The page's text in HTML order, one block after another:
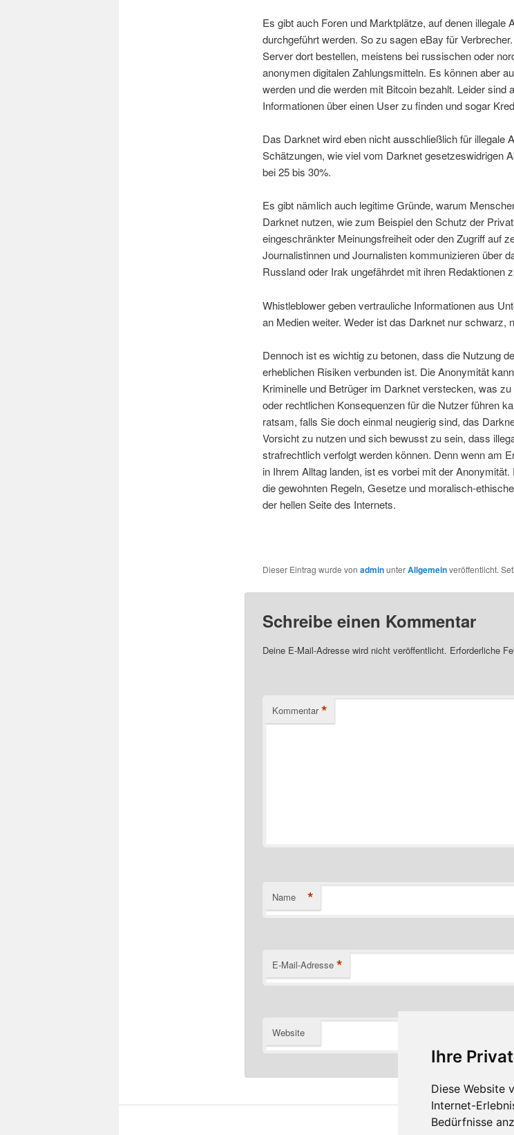
Ihre
Diese Website
Internet-
Bedürfnisse
Es gibt auch Foren und Marktplätze, auf denen illegale
durchgeführt werden. So zu sagen eBay für
Server dort bestellen, meistens bei russischen oder
anonymen digitalen Zahlungsmitteln. Es können aber
werden und die werden mit Bitcoin bezahlt. Leider sind
Informationen über einen User zu finden und sogar
Das Darknet wird eben nicht ausschließlich für illegale
Schätzungen, wie viel vom Darknet gesetzeswidrigen
bei 25 bis 30%.
Es gibt nämlich auch legitime Gründe, warum
Darknet nutzen, wie zum Beispiel den Schutz der
eingeschränkter Meinungsfreiheit oder den Zugriff auf
Journalistinnen und Journalisten kommunizieren über
Russland oder Irak ungefährdet mit ihren Redaktionen
Whistleblower geben vertrauliche Informationen aus
an Medien weiter. Weder ist das Darknet nur schwarz,
Dennoch ist es wichtig zu betonen, dass die Nutzung
erheblichen Risiken verbunden ist. Die Anonymität
Kriminelle und Betrüger im Darknet verstecken, was
oder rechtlichen Konsequenzen für die Nutzer führen
ratsam, falls Sie doch einmal neugierig sind, das
Vorsicht zu nutzen und sich bewusst zu sein, dass
strafrechtlich verfolgt werden können. Denn wenn am
in Ihrem Alltag landen, ist es vorbei mit der Anonymität.
die gewohnten Regeln, Gesetze und moralisch-
der hellen Seite des Internets.
Dieser Eintrag wurde von adminunterAllgemeinveröffentlicht.
Schreibe einen Kommentar
Deine E-Mail-Adresse wird nicht veröffentlicht. Erforderliche
Kommentar *
Name *
E-Mail-Adresse *
Website